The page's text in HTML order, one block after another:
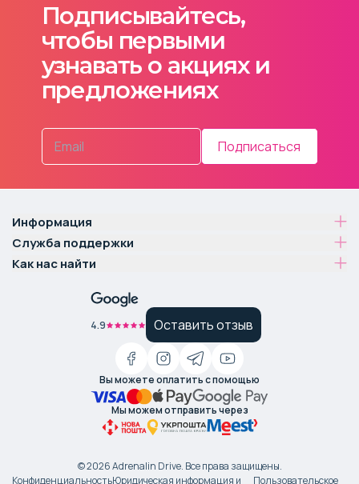
Подписывайтесь,
чтобы первыми
узнавать о акциях и
предложениях
Подписаться
Информация
Служба поддержки
Как нас найти
4.9 Оставить отзыв
Вы можете оплатить с помощью
Мы можем отправить через
©2026Adrenalin Drive. Все права защищены.
КонфиденциальностьЮридическая информация и Пользовательское